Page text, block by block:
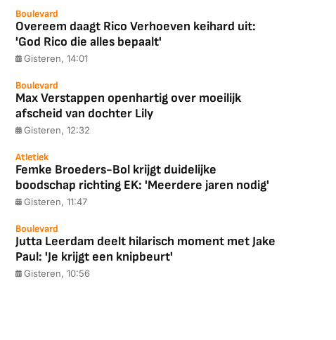
Boulevard
Overeem daagt Rico Verhoeven keihard uit:
'God Rico die alles bepaalt'
Gisteren, 14:01
Boulevard
Max Verstappen openhartig over moeilijk
afscheid van dochter Lily
Gisteren, 12:32
Atletiek
Femke Broeders-Bol krijgt duidelijke
boodschap richting EK: 'Meerdere jaren nodig'
Gisteren, 11:47
Boulevard
Jutta Leerdam deelt hilarisch moment met Jake
Paul: 'Je krijgt een knipbeurt'
Gisteren, 10:56